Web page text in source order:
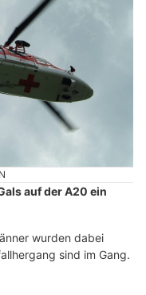
auf der A20 ein
wurden dabei
sind im Gang.